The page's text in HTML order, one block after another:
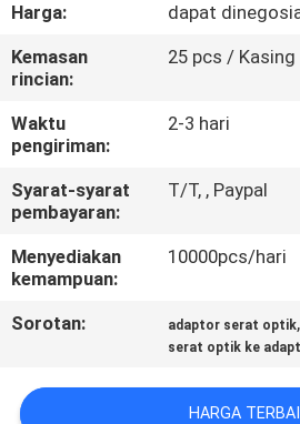
HUBUNGI
KAMI
PERMINTAAN
PENAWARAN
SITEMAP
PRIVACY
Harga:
dapat
Kemasan
rincian:
25 pcs / Kasing
Waktu
pengiriman:
2-3 hari
Syarat-syarat
pembayaran:
T/T, , Paypal
Menyediakan
kemampuan:
10000pcs/hari
Sorotan: adaptor serat optik,
serat optik ke
HARGA